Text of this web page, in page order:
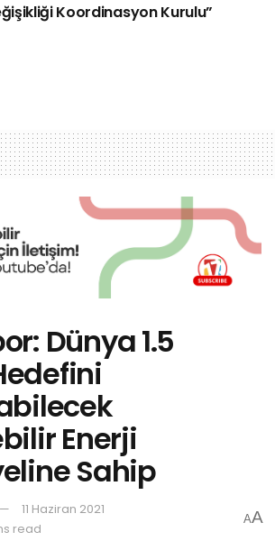
Koordinasyon Kurulu”
Dünya 1.5
Enerji
Sahip
11 Haziran 2021
read
AA